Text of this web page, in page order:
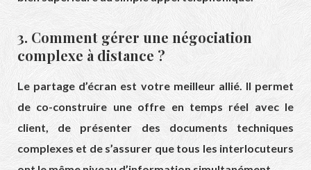
3. Comment gérer une négociation
complexe à distance ?
Le partage d’écran est votre meilleur allié. Il permet
de co-construire une offre en temps réel avec le
client, de présenter des documents techniques
complexes et de s’assurer que tous les interlocuteurs